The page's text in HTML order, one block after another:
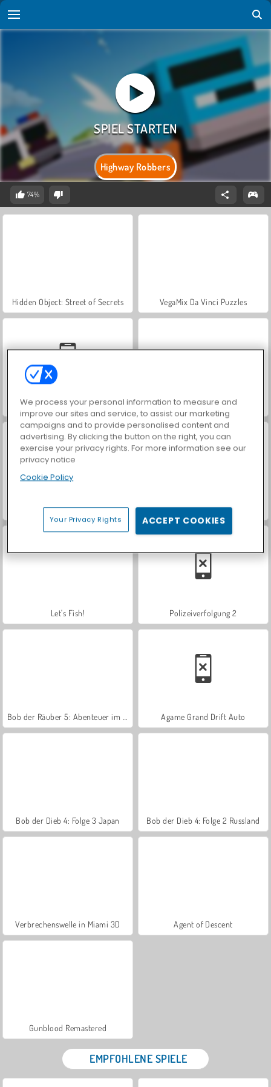
Highway Robbers
74%
Hidden Object: Street of Secrets VegaMix Da Vinci Puzzles
Car Parking City Duel ASMR Makeover & Makeup Studio
World War 2 Shooter Farm Merge Valley
Let's Fish! Polizeiverfolgung 2
Agame Grand Drift Auto
Bob der Dieb 4: Folge 3 Japan Bob der Dieb 4: Folge 2 Russland
Verbrechenswelle in Miami 3D Agent of Descent
Gunblood Remastered
EMPFOHLENE SPIELE
We process your personal information to measure and
improve our sites and service, to assist our marketing
campaigns and to provide personalised content and
advertising. By clicking the button on the right, you can
exercise your privacy rights. For more information see our
privacy notice
Cookie Policy
Your Privacy Rights ACCEPT COOKIES